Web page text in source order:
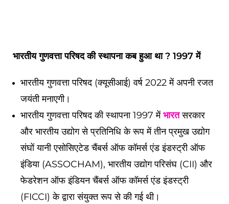
भारतीय गुणवत्ता परिषद की स्थापना कब हुआ था ? 1997 में
भारतीय गुणवत्ता परिषद (क्यूसीआई) वर्ष 2022 में अपनी रजत
जयंती मनाएगी।
भारतीय गुणवत्ता परिषद की स्थापना 1997 मेंभारतसरकार
और भारतीय उद्योग से प्रतिनिधि के रूप में तीन प्रमुख उद्योग
संघों यानी एसोसिएटेड चैंबर्स ऑफ कॉमर्स एंड इंडस्ट्री ऑफ
इंडिया (ASSOCHAM), भारतीय उद्योग परिसंघ (CII) और
फेडरेशन ऑफ इंडियन चैंबर्स ऑफ कॉमर्स एंड इंडस्ट्री
(FICCI) के द्वारा संयुक्त रूप से की गई थी।